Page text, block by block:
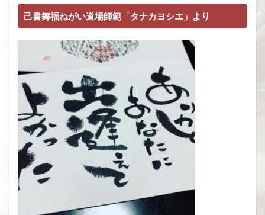
己書舞福ねがい道場師範「タナカヨシエ」より